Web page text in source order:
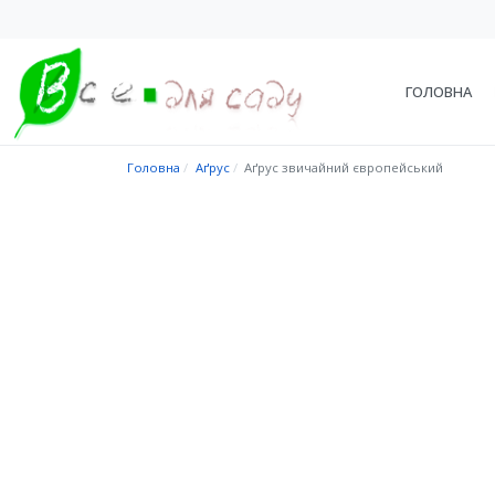
ГОЛОВНА
Головна Аґрус Аґрус звичайний європейський